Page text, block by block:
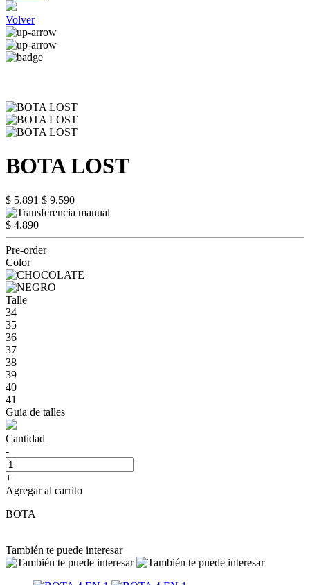
Volver
BOTA LOST
$ 5.891 $ 9.590
$ 4.890
Pre-order
Color
Talle
34
35
36
37
38
39
40
41
Guía de talles
Cantidad
-
+
Agregar al carrito
BOTA
También te puede interesar